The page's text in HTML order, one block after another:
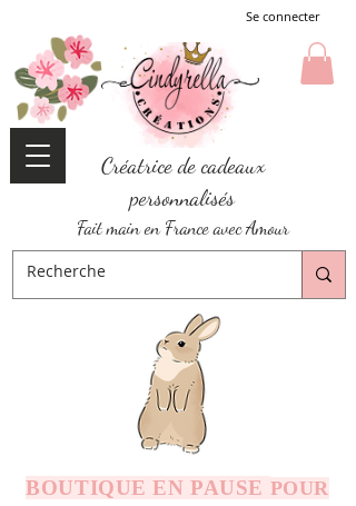
Se connecter
Créatrice de cadeaux
personnalisés
Fait main en France avec Amour
BOUTIQUE EN PAUSE POUR